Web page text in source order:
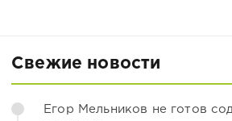
Свежие новости
Егор Мельников не готов